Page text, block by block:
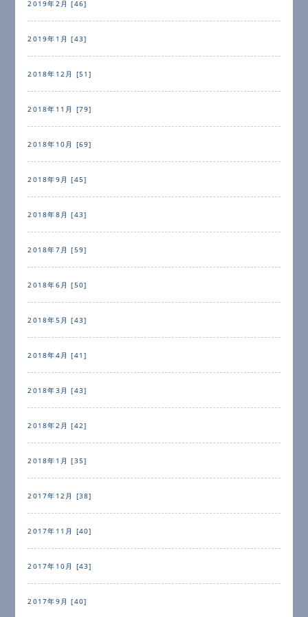
2019年2月 [46]
2019年1月 [43]
2018年12月 [51]
2018年11月 [79]
2018年10月 [69]
2018年9月 [45]
2018年8月 [43]
2018年7月 [59]
2018年6月 [50]
2018年5月 [43]
2018年4月 [41]
2018年3月 [43]
2018年2月 [42]
2018年1月 [35]
2017年12月 [38]
2017年11月 [40]
2017年10月 [43]
2017年9月 [40]